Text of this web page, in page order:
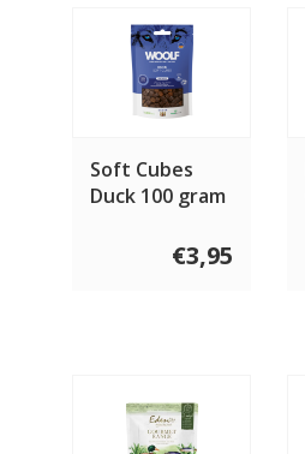
Soft Cubes
Duck 100 gram
€3,95